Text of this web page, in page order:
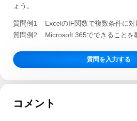
ょう。
質問例1
ExcelのIF関数で複数条件に
質問例2
Microsoft 365でできることを
質問を入力する
コメント